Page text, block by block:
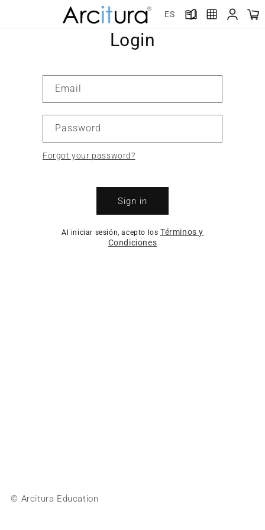
ES
Login
Email
Password
Forgot your password?
Sign in
Al iniciar sesión, acepto los Términos y
Condiciones
© Arcitura Education